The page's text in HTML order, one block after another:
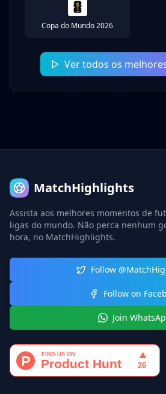
Copa do Mundo 2026
Ver todos os
MatchHighlights
Assista aos melhores momentos de
ligas do mundo. Não perca nenhum
hora, no MatchHighlights.
Follow
Follow on
Join